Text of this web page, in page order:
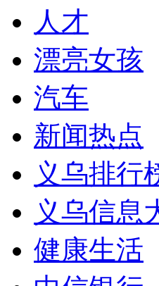
人才
漂亮女孩
汽车
新闻热点
义乌排行
义乌信息
健康生活